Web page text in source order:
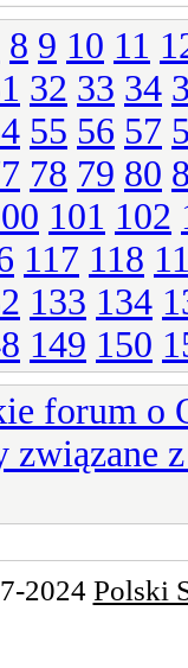
8 9 10 11
32 33 34
55 56 57
78 79 80
101 102
117 118
133 134
149 150
forum o
związane
2024 Polski